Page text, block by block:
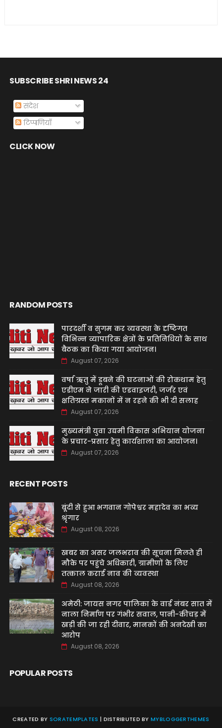
SUBSCRIBE SHRI NEWS 24
संदेश
टिप्पणियाँ
CLICK NOW
RANDOM POSTS
पारदर्शी व सुगम कर व्यवस्था के दृष्टिगत
विभिन्न व्यापारिक क्षेत्रों के प्रतिनिधियों के साथ
बैठक का किया गया आयोजन।
August 07, 2026
वर्षा ऋतु में डूबने की घटनाओं की रोकथाम हेतु
एडीएम ने जारी की एडवाइजरी, जर्जर एवं
क्षतिग्रस्त मकानों में न रहने की भी दी सलाह
August 07, 2026
मुख्यमंत्री युवा उद्यमी विकास अभियान योजना
के प्रचार-प्रसार हेतु कार्यशाला का आयोजन।
August 07, 2026
RECENT POSTS
बूंदी से हुआ भगवान गोपेश्वर महादेव का भव्य
श्रृंगार
August 08, 2026
खबर का असर जलभराव की सूचना मिलते ही
मौके पर पहुंचे अधिकारी, ग्रामीणों के लिए
तत्काल कराई नाव की व्यवस्था
August 08, 2026
अमेठी: जायस नगर पालिका के वार्ड नंबर सात में
नाला निर्माण पर गंभीर सवाल, पानी-कीचड़ में
खड़ी की जा रही दीवार, मानकों की अनदेखी का
आरोप
August 08, 2026
POPULAR POSTS
CREATED BY SORATEMPLATES | DISTRIBUTED BYMYBLOGGERTHEMES